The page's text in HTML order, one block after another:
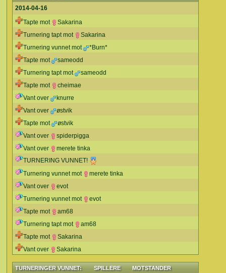
2014-04-16
Tapte mot
Sakarina
Turnering tapt mot
Sakarina
Turnering vunnet mot
*Burn*
Tapte mot
sameodd
Turnering tapt mot
sameodd
Tapte mot
cheimae
Vant over
knurre
Vant over
østvik
Tapte mot
østvik
Vant over
spiderpigga
Vant over
merete tinka
TURNERING VUNNET!
Turnering vunnet mot
merete tinka
Vant over
evot
Turnering vunnet mot
evot
Tapte mot
am68
Turnering tapt mot
am68
Tapte mot
Sakarina
Vant over
Sakarina
TURNERINGER VUNNET: SPILLERE MOTSTANDER